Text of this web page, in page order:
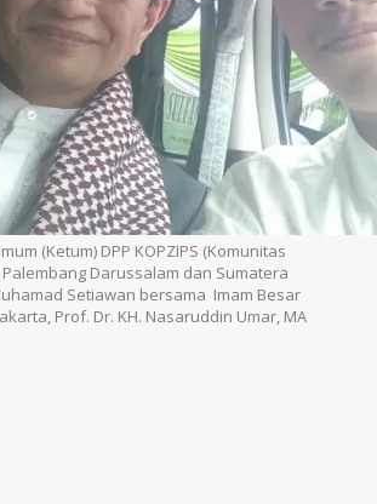
(Ketum) DPP KOPZIPS (Komunitas
Darussalam dan Sumatera
Setiawan bersama Imam Besar
Prof. Dr. KH. Nasaruddin Umar, MA